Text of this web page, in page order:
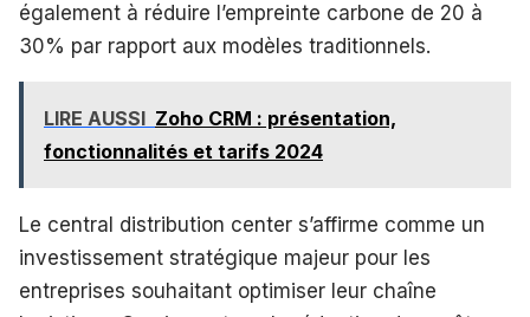
également à réduire l’empreinte carbone de 20 à
30% par rapport aux modèles traditionnels.
LIRE AUSSI Zoho CRM : présentation,
fonctionnalités et tarifs 2024
Le central distribution center s’affirme comme un
investissement stratégique majeur pour les
entreprises souhaitant optimiser leur chaîne